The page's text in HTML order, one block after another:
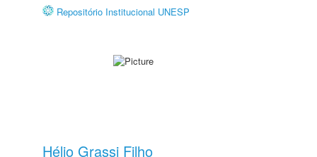
Repositório Institucional UNESP
Hélio Grassi Filho